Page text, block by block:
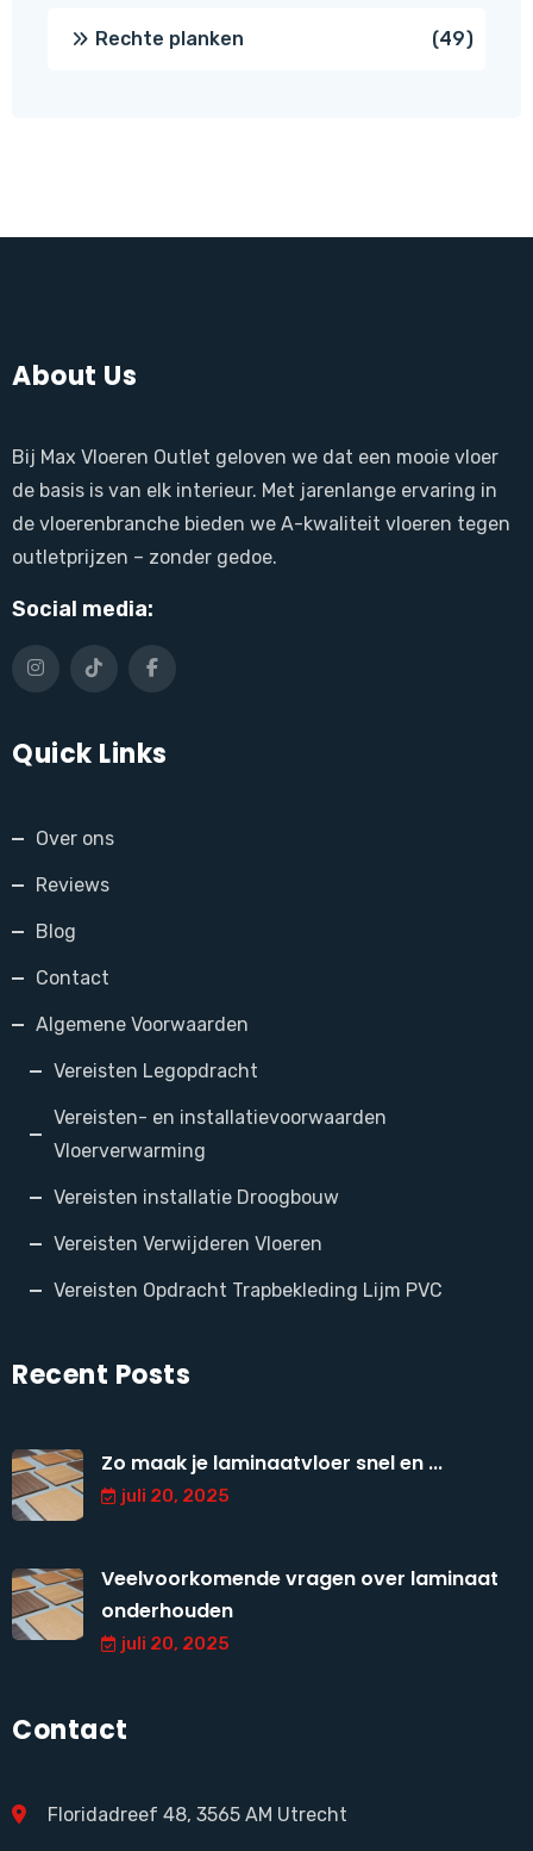
Rechte planken 4949
About Us
Bij Max Vloeren Outlet geloven we dat een mooie vloer
de basis is van elk interieur. Met jarenlange ervaring in
de vloerenbranche bieden we A-kwaliteit vloeren tegen
outletprijzen – zonder gedoe.
Social media:
Quick Links
Over ons
Reviews
Blog
Contact
Algemene Voorwaarden
Vereisten Legopdracht
Vereisten- en installatievoorwaarden
Vloerverwarming
Vereisten installatie Droogbouw
Vereisten Verwijderen Vloeren
Vereisten Opdracht Trapbekleding Lijm PVC
Recent Posts
Zo maak je laminaatvloer snel en ...
juli 20, 2025
Veelvoorkomende vragen over laminaat
onderhouden
juli 20, 2025
Contact
Floridadreef 48, 3565 AM Utrecht